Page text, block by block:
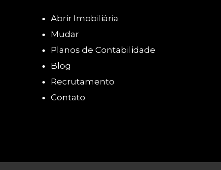
Abrir Imobiliária
Mudar
Planos de Contabilidade
Blog
Recrutamento
Contato